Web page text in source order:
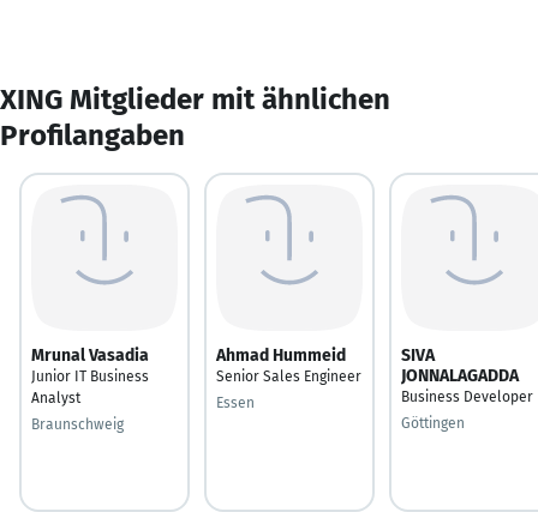
XING Mitglieder mit ähnlichen
Profilangaben
Mrunal Vasadia
Junior IT Business
Analyst
Braunschweig
Ahmad Hummeid
Senior Sales Engineer
Essen
SIVA
JONNALAGADDA
Business Developer
Göttingen